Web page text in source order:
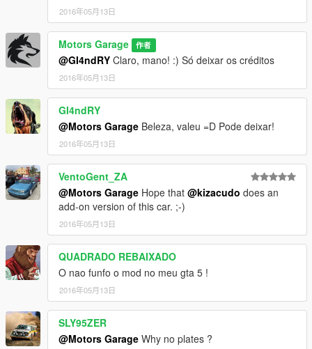
------------------- Instalação ---------------
Use o OpenIV para substituir os arquivos em: Grand Theft
Auto V\x64e.rpf\levels\gta5\vehicles.rpf\
-----------------------------------------------
Quer me falar alguma coisa? Mande mensagem na página,
respondo quando possível:
https://www.facebook.com/nfsw.lucas
caso queira mais mods como esse, mantenha os créditos, e o
link original de download!
Peço com muita educação que respeite o trabalho dos outros.
********************BRAZIL********************
2016年05月13日
Motors Garage 作者
@GI4ndRY Claro, mano! :) Só deixar os créditos
2016年05月13日
GI4ndRY
@Motors Garage Beleza, valeu =D Pode deixar!
2016年05月13日
VentoGent_ZA
@Motors Garage Hope that @kizacudo does an
add-on version of this car. ;-)
2016年05月13日
QUADRADO REBAIXADO
O nao funfo o mod no meu gta 5 !
2016年05月13日
SLY95ZER
@Motors Garage Why no plates ?